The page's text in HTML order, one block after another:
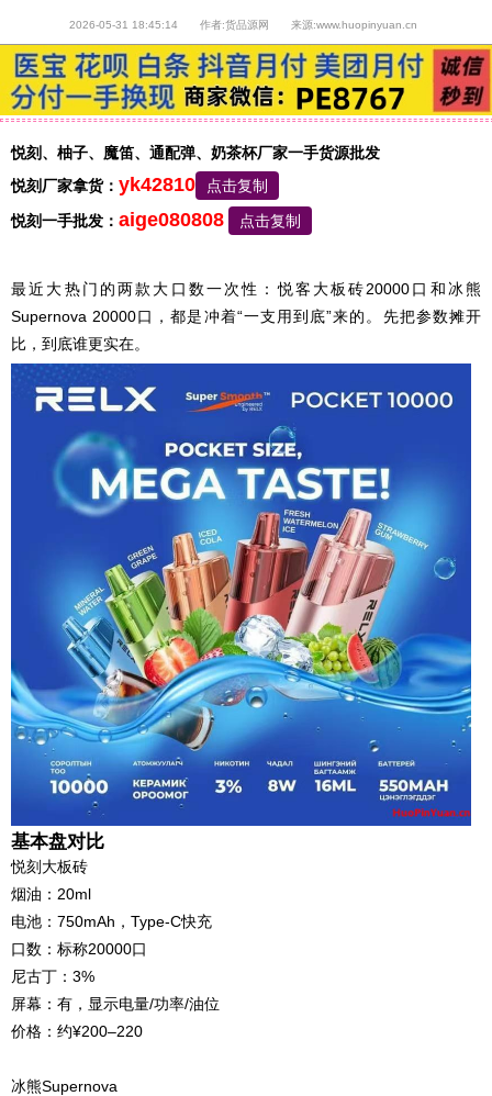
2026-05-31 18:45:14 作者:货品源网 来源:www.huopinyuan.cn
悦刻、柚子、魔笛、通配弹、奶茶杯厂家一手货源批发
悦刻厂家拿货： yk42810
点击复制
悦刻一手批发： aige080808 点击复制
最近大热门的两款大口数一次性：悦客大板砖20000口和冰熊
Supernova 20000口，都是冲着“一支用到底”来的。先把参数摊开
比，到底谁更实在。
基本盘对比
悦刻大板砖
烟油：20ml
电池：750mAh，Type‑C快充
口数：标称20000口
尼古丁：3%
屏幕：有，显示电量/功率/油位
价格：约¥200–220
冰熊Supernova